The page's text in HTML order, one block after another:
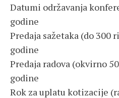
Datumi održavanja
godine
Predaja sažetaka (do 300
godine
Predaja radova (okvirno
godine
Rok za uplatu kotizacije